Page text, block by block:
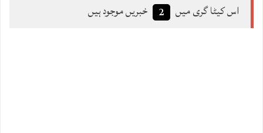
اس کیٹا گری میں 2 خبریں موجود ہیں